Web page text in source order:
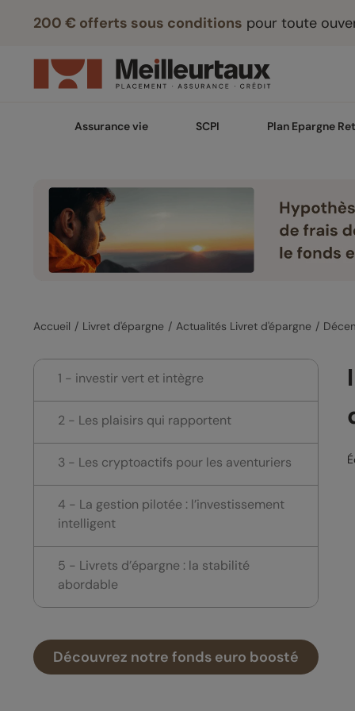
200 € offerts sous conditions pour toute
Assurance vie SCPI Plan Epargne
Accueil Livret d'épargne Actualités Livret d'épargne
1 - investir vert et intègre
2 - Les plaisirs qui rapportent
3 - Les cryptoactifs pour les aventuriers
4 - La gestion pilotée : l’investissement
intelligent
5 - Livrets d’épargne : la stabilité
abordable
Découvrez notre fonds euro boosté